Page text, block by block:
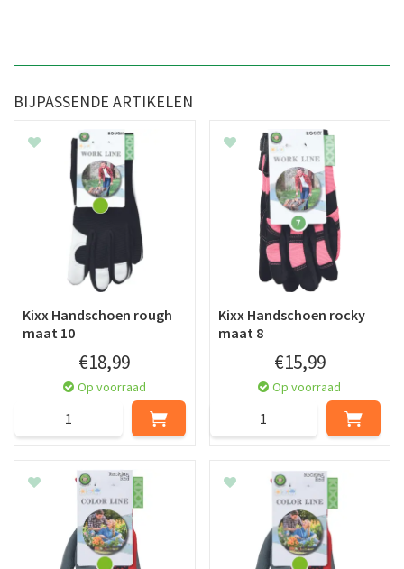
BIJPASSENDE ARTIKELEN
Kixx Handschoen rough
maat 10
€18,99
Op voorraad
Kixx Handschoen rocky
maat 8
€15,99
Op voorraad